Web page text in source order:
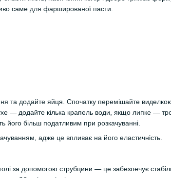
саме для фаршированої пасти.
та додайте яйця. Спочатку перемішайте виделкою,
— додайте кілька крапель води, якщо липке —
його більш податливим при розкачуванні.
адже це впливає на його еластичність.
за допомогою струбцини — це забезпечує